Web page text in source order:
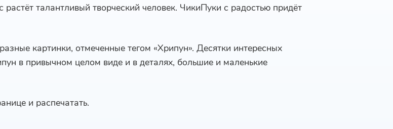
талантливый творческий человек. ЧикиПуки с радостью придёт
картинки, отмеченные тегом «Хрипун». Десятки интересных
в привычном целом виде и в деталях, большие и маленькие
и распечатать.